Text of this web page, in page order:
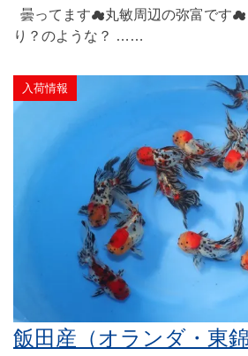
曇ってます☁丸敏周辺の弥富です☁
り？のような？ ……
入荷情報
飯田産（オランダ・東